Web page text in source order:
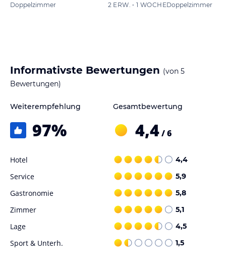
Doppelzimmer
2 ERW. • 1 WOCHEDoppelzimmer
Informativste Bewertungen (von 5
Bewertungen)
Weiterempfehlung
97%
Gesamtbewertung
4,4/ 6
Hotel 4,4
Service 5,9
Gastronomie 5,8
Zimmer 5,1
Lage 4,5
Sport & Unterh. 1,5